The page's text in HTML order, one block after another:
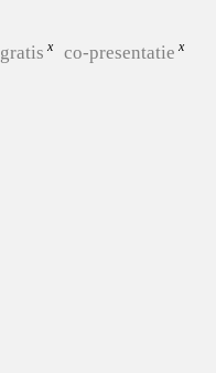
gratis
co-presentatie